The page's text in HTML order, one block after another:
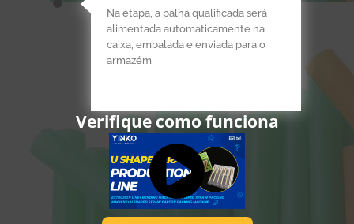
Na etapa, a palha qualificada será
alimentada automaticamente na
caixa, embalada e enviada para o
armazém
Verifique como funciona